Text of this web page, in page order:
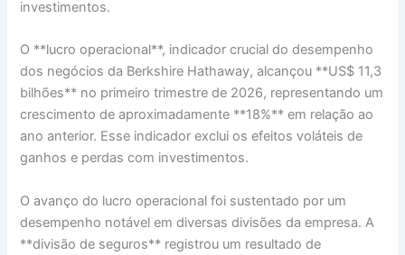
investimentos.
O **lucro operacional**, indicador crucial do desempenho
dos negócios da Berkshire Hathaway, alcançou **US$ 11,3
bilhões** no primeiro trimestre de 2026, representando um
crescimento de aproximadamente **18%** em relação ao
ano anterior. Esse indicador exclui os efeitos voláteis de
ganhos e perdas com investimentos.
O avanço do lucro operacional foi sustentado por um
desempenho notável em diversas divisões da empresa. A
**divisão de seguros** registrou um resultado de